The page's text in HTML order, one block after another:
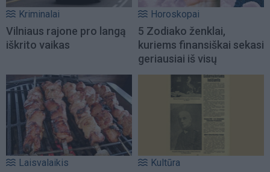
Kriminalai
Vilniaus rajone pro langą
iškrito vaikas
Horoskopai
5 Zodiako ženklai,
kuriems finansiškai sekasi
geriausiai iš visų
Laisvalaikis Kultūra